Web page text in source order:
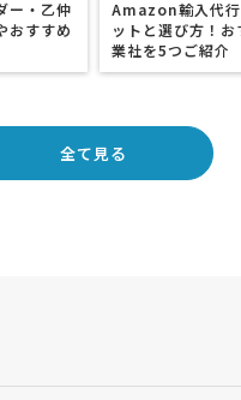
ー・乙仲
おすすめ
Amazon輸入代行
ットと選び方！
業社を5つご紹介
全て見る